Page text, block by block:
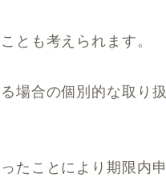
とも考えられます。
場合の個別的な取り扱
たことにより期限内申